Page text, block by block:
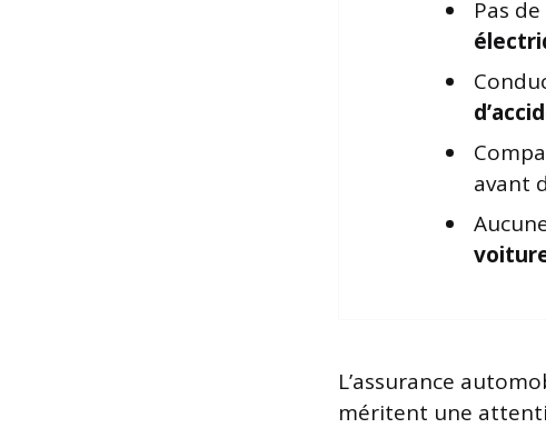
Pas
avant
L’assurance
méritent une